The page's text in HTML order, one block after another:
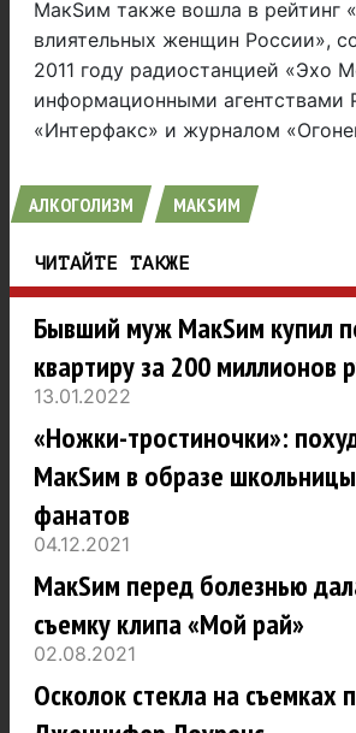
МакSим также вошла в рейтинг
влиятельных женщин России»,
2011 году радиостанцией «Эхо
информационными агентствами
«Интерфакс» и журналом
АЛКОГОЛИЗМ МАКSИМ
ЧИТАЙТЕ ТАКЖЕ
Бывший муж МакSим купил
квартиру за 200 миллионов
13.01.2022
«Ножки-тростиночки»:
МакSим в образе
фанатов
04.12.2021
МакSим перед болезнью
съемку клипа «Мой рай»
02.08.2021
Осколок стекла на съемках